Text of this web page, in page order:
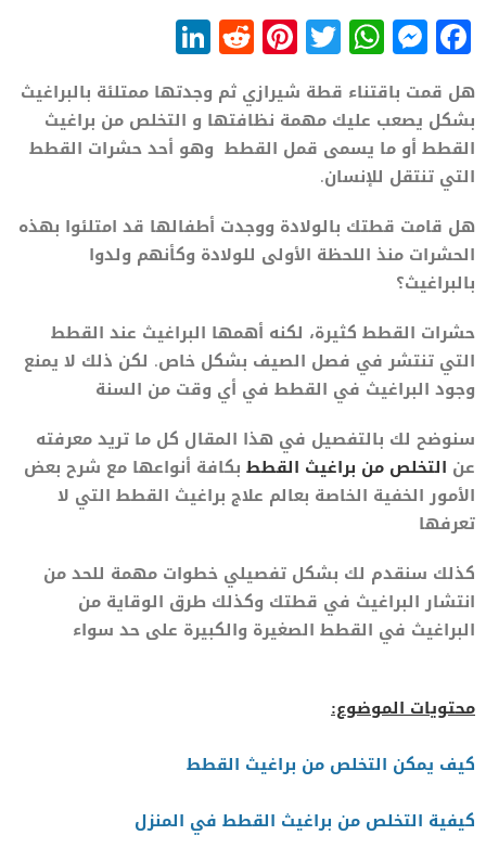
Facebook
Messenger
WhatsApp
Twitter
Pinterest
Reddit
هل قمت باقتناء قطة شيرازي ثم وجدتها ممتلئة بالبراغيث
بشكل يصعب عليك مهمة نظافتها و التخلص من براغيث
القطط أو ما يسمى قمل القطط وهو أحد حشرات القطط
التي تنتقل للإنسان.
هل قامت قطتك بالولادة ووجدت أطفالها قد امتلئوا بهذه
الحشرات منذ اللحظة الأولى للولادة وكأنهم ولدوا
بالبراغيث؟
حشرات القطط كثيرة، لكنه أهمها البراغيث عند القطط
التي تنتشر في فصل الصيف بشكل خاص. لكن ذلك لا يمنع
وجود البراغيث في القطط في أي وقت من السنة
سنوضح لك بالتفصيل في هذا المقال كل ما تريد معرفته
عن التخلص من براغيث القطط بكافة أنواعها مع شرح بعض
الأمور الخفية الخاصة بعالم علاج براغيث القطط التي لا
تعرفها
كذلك سنقدم لك بشكل تفصيلي خطوات مهمة للحد من
انتشار البراغيث في قطتك وكذلك طرق الوقاية من
البراغيث في القطط الصغيرة والكبيرة على حد سواء
محتويات الموضوع:
كيف يمكن التخلص من براغيث القطط
كيفية التخلص من براغيث القطط في المنزل